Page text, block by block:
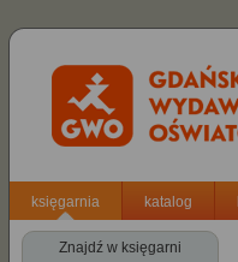
księgarnia katalog
Znajdź w księgarni